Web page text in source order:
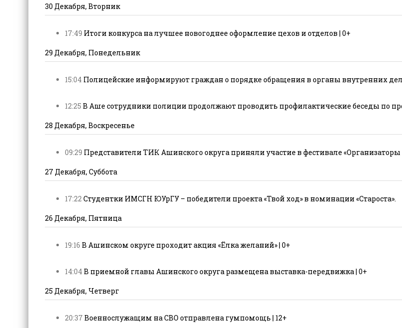
30 Декабря, Вторник
17:49 Итоги конкурса на лучшее новогоднее оформление цехов и отделов | 0+
29 Декабря, Понедельник
15:04 Полицейские информируют граждан о порядке обращения в органы внутренних дел
12:25 В Аше сотрудники полиции продолжают проводить профилактические беседы по
28 Декабря, Воскресенье
09:29 Представители ТИК Ашинского округа приняли участие в фестивале «Организаторы
27 Декабря, Суббота
17:22 Студентки ИМСГН ЮУрГУ – победители проекта «Твой ход» в номинации «Староста».
26 Декабря, Пятница
19:16 В Ашинском округе проходит акция «Ёлка желаний» | 0+
14:04 В приемной главы Ашинского округа размещена выставка-передвижка | 0+
25 Декабря, Четверг
20:37 Военнослужащим на СВО отправлена гумпомощь | 12+